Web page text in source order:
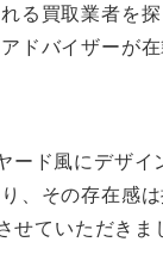
る買取業者を
ドバイザーが
ド風にデザ
、その存在感
せていただきま